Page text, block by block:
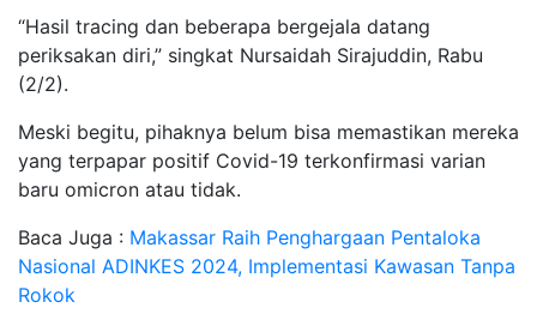
“Hasil tracing dan beberapa bergejala datang
periksakan diri,” singkat Nursaidah Sirajuddin, Rabu
(2/2).
Meski begitu, pihaknya belum bisa memastikan mereka
yang terpapar positif Covid-19 terkonfirmasi varian
baru omicron atau tidak.
Baca Juga : Makassar Raih Penghargaan Pentaloka
Nasional ADINKES 2024, Implementasi Kawasan Tanpa
Rokok